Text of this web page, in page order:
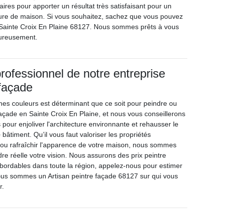
pour apporter un résultat très satisfaisant pour un
de maison. Si vous souhaitez, sachez que vous pouvez
Croix En Plaine 68127. Nous sommes prêts à vous
de notre entreprise
couleurs est déterminant que ce soit pour peindre ou
en Sainte Croix En Plaine, et nous vous conseillerons
pour enjoliver l'architecture environnante et rehausser le
Qu’il vous faut valoriser les propriétés
rafraîchir l'apparence de votre maison, nous sommes
réelle votre vision. Nous assurons des prix peintre
dans toute la région, appelez-nous pour estimer
sommes un Artisan peintre façade 68127 sur qui vous